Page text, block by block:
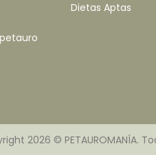
Dietas Aptas
2026 © PETAUROMANÍA.